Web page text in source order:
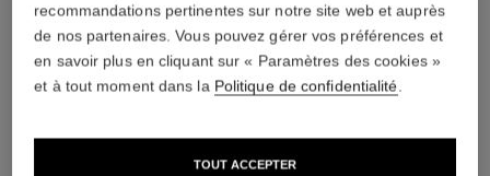
recommandations pertinentes sur notre site web et auprès
de nos partenaires. Vous pouvez gérer vos préférences et
en savoir plus en cliquant sur « Paramètres des cookies »
et à tout moment dans la Politique de confidentialité
TOUT ACCEPTER